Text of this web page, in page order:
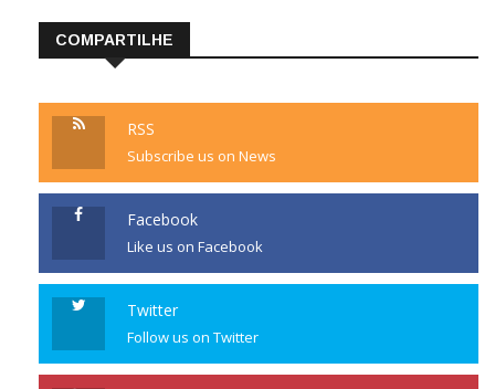
COMPARTILHE
RSS
Subscribe us on News
Facebook
Like us on Facebook
Twitter
Follow us on Twitter